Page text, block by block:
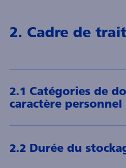
2. Cadre de
2.1 Catégories de
caractère personnel
2.2 Durée du